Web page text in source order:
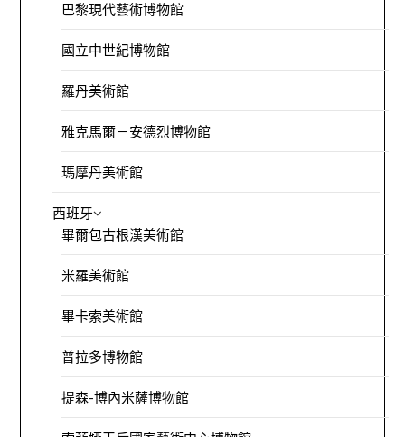
巴黎現代藝術博物館
國立中世紀博物館
羅丹美術館
雅克馬爾－安德烈博物館
瑪摩丹美術館
西班牙
畢爾包古根漢美術館
米羅美術館
畢卡索美術館
普拉多博物館
提森-博內米薩博物館